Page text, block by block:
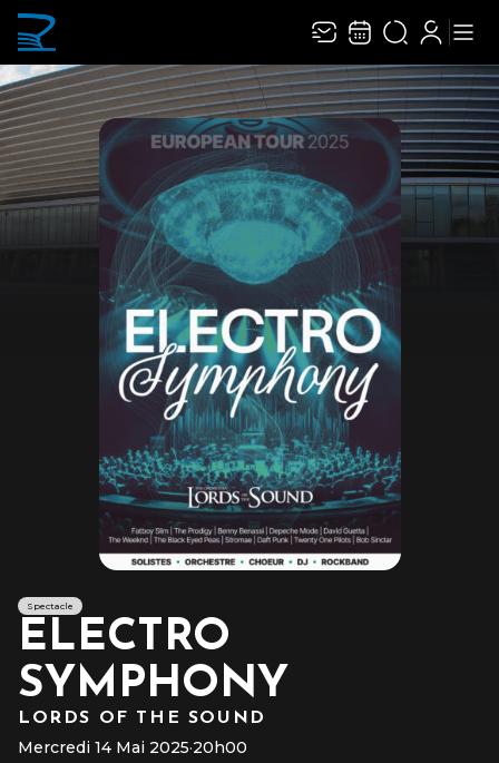
Recevez toute l’actualité en vous abonnant à
notre newsletter :
ENVOYER
Rivaj Group traite votre adresse électronique pour la gestion de votre abonnement à
la newsletter deNarbonne Arena
. Vous pouvez retirer votre consentement à tout
moment. Pour en savoir plus, consultez notre
politique de protection des données
Spectacle
ELECTRO
SYMPHONY
LORDS OF THE SOUND
Mercredi 14 Mai 2025·20h00